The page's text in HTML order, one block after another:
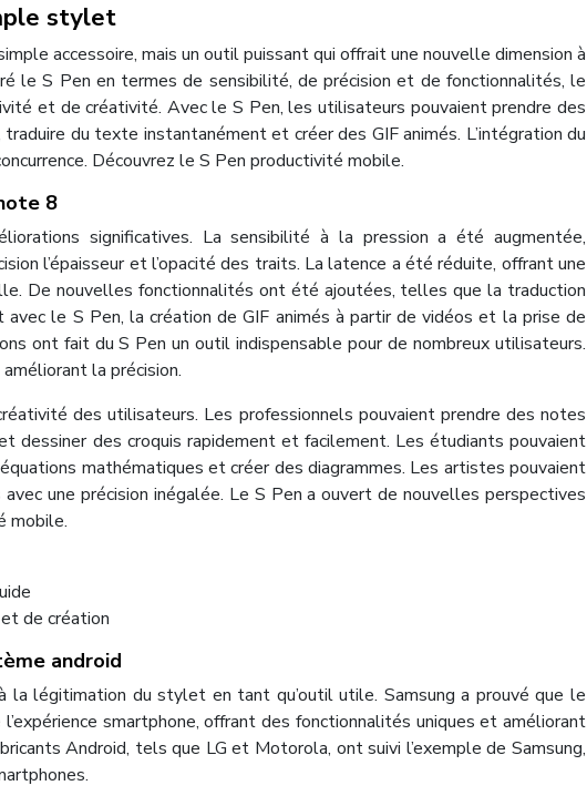
stylet
accessoire, mais un outil puissant qui offrait une nouvelle dimension à
le S Pen en termes de sensibilité, de précision et de fonctionnalités, le
et de créativité. Avec le S Pen, les utilisateurs pouvaient prendre des
du texte instantanément et créer des GIF animés. L’intégration du
Découvrez le S Pen productivité mobile.
8
significatives. La sensibilité à la pression a été augmentée,
l’épaisseur et l’opacité des traits. La latence a été réduite, offrant une
De nouvelles fonctionnalités ont été ajoutées, telles que la traduction
le S Pen, la création de GIF animés à partir de vidéos et la prise de
ont fait du S Pen un outil indispensable pour de nombreux utilisateurs.
la précision.
des utilisateurs. Les professionnels pouvaient prendre des notes
dessiner des croquis rapidement et facilement. Les étudiants pouvaient
mathématiques et créer des diagrammes. Les artistes pouvaient
une précision inégalée. Le S Pen a ouvert de nouvelles perspectives
mobile.
de création
android
la légitimation du stylet en tant qu’outil utile. Samsung a prouvé que le
smartphone, offrant des fonctionnalités uniques et améliorant
Android, tels que LG et Motorola, ont suivi l’exemple de Samsung,